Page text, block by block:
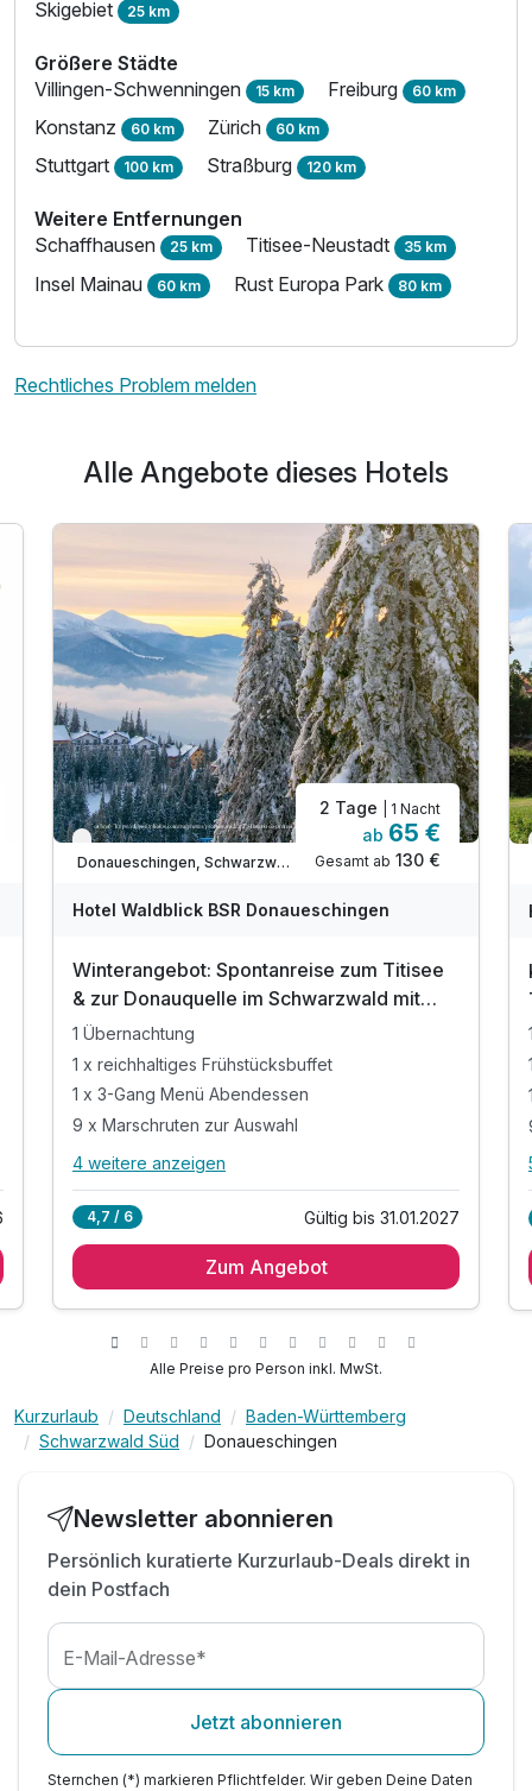
Doppelzimmer Economy
2 Erwachsene
Ausstattung
Zusatznächte
Für 4 Tage p.P. ab274,00 €
Doppelzimmer Klassik
2 Erwachsene
Skigebiet 25 km
Größere Städte
Villingen-Schwenningen 15 km Freiburg 60 km
Konstanz 60 km Zürich 60 km
Stuttgart 100 km Straßburg 120 km
Weitere Entfernungen
Schaffhausen 25 km Titisee-Neustadt 35 km
Insel Mainau 60 km Rust Europa Park 80 km
Rechtliches Problem melden
Alle Angebote dieses Hotels
Verfügbar bis Januar
Donaueschingen, Schwarzwald Süd
2 Tage | 1 Nacht
ab 65 €
Gesamt ab 130 €
Hotel Waldblick BSR Donaueschingen
Winterangebot: Spontanreise zum Titisee
& zur Donauquelle im Schwarzwald mit
Abendessen
1 Übernachtung
1 x reichhaltiges Frühstücksbuffet
1 x 3-Gang Menü Abendessen
9 x Marschruten zur Auswahl
Alle Inklusivleistungen
1 x reichhaltiges Frühstücksbuffet
inkl. WLAN
KONUS-Gästekarte: freie Fahrt mit dem ÖPNV
**die verlängerten Nächte zu berücksichtigen
4 weitere anzeigen
4,7 / 6 Gültig bis 31.01.2027
Zum Angebot
Alle Preise pro Person inkl. MwSt.
Kurzurlaub Deutschland
Baden-Württemberg
Schwarzwald Süd
Donaueschingen
Newsletter abonnieren
Persönlich kuratierte Kurzurlaub-Deals direkt in
dein Postfach
E-Mail-Adresse*
Jetzt abonnieren
Sternchen (*) markieren Pflichtfelder. Wir geben Deine Daten